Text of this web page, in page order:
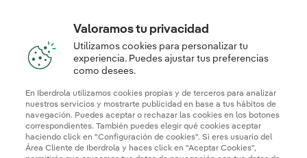
¿No te decides?
Valoramos tu privacidad
Utilizamos cookies para personalizar tu
experiencia. Puedes ajustar tus preferencias
como desees.
En Iberdrola utilizamos cookies propias y de terceros para analizar
nuestros servicios y mostrarte publicidad en base a tus hábitos de
navegación. Puedes aceptar o rechazar las cookies en los botones
correspondientes. También puedes elegir qué cookies aceptar
haciendo click en "Configuración de cookies". Si eres usuario del
Área Cliente de Iberdrola y haces click en "Aceptar Cookies",